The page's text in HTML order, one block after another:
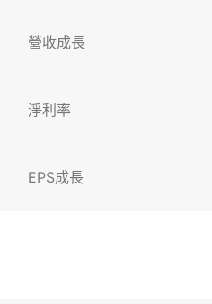
營收成長
淨利率
EPS成長